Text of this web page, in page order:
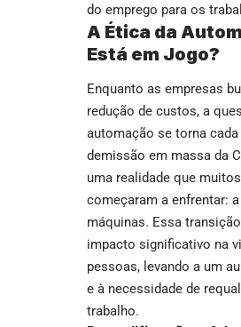
do emprego para os
A Ética da
Está em Jogo?
Enquanto as empresas
redução de custos, a
automação se torna
demissão em massa da
uma realidade que
começaram a enfrentar:
máquinas. Essa
impacto significativo na
pessoas, levando a um
e à necessidade de
trabalho.